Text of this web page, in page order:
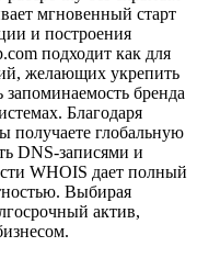
мгновенный старт
и построения
подходит как для
желающих укрепить
бренда
Благодаря
получаете глобальную
DNS‑записями и
WHOIS дает полный
Выбирая
актив,